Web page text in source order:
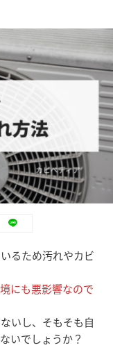
るため汚れやカビ
にも悪影響なので
いし、そもそも自
いでしょうか？